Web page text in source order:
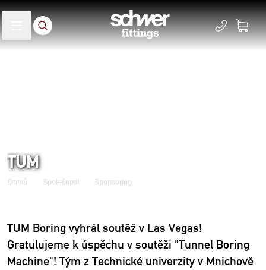
TUM
Domů Společnost Sponsoring
TUM Boring vyhrál soutěž v Las Vegas!
Gratulujeme k úspěchu v soutěži "Tunnel Boring
Machine"! Tým z Technické univerzity v Mnichově